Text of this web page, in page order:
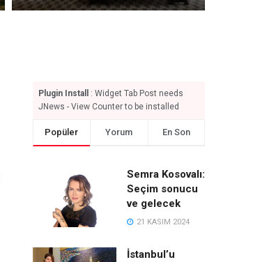
Plugin Install
: Widget Tab Post needs
JNews - View Counter to be installed
Popüler Yorum En Son
Semra Kosovalı:
Seçim sonucu
ve gelecek
21 KASIM 2024
İstanbul’u